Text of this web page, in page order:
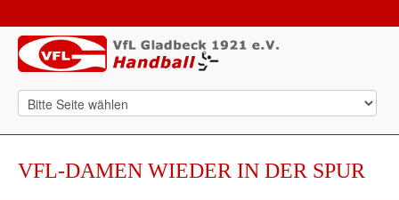
VFL-DAMEN WIEDER IN DER SPUR